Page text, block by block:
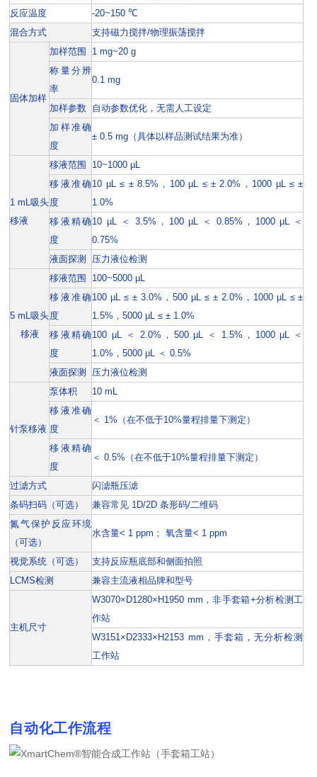
反应温度
-20~150 ℃
混合方式
支持磁力搅拌/物理振荡搅拌
固体加样
加样范围
1 mg~20 g
称量分辨
率
0.1 mg
加样参数 自动参数优化，无需人工设定
加样准确
度
± 0.5 mg（具体以样品测试结果为准）
1 mL吸头
移液
移液范围
10~1000 µL
移液准确
度
10 µL ≤ ± 8.5%，100 µL ≤ ± 2.0%，1000 µL ≤ ±
1.0%
移液精确
度
10 µL ＜ 3.5%，100 µL ＜ 0.85%，1000 µL ＜
0.75%
液面探测
压力液位检测
5 mL吸头
移液
移液范围
100~5000 µL
移液准确
度
100 µL ≤ ± 3.0%，500 µL ≤ ± 2.0%，1000 µL ≤ ±
1.5%，5000 µL ≤ ± 1.0%
移液精确
度
100 µL ＜ 2.0%，500 µL ＜ 1.5%，1000 µL ＜
1.0%，5000 µL ＜ 0.5%
液面探测
压力液位检测
针泵移液
泵体积
10 mL
移液准确
度
＜ 1%（在不低于10%量程排量下测定）
移液精确
度
＜ 0.5%（在不低于10%量程排量下测定）
过滤方式
闪滤瓶压滤
条码扫码（可选）
兼容常见 1D/2D 条形码/二维码
氮气保护反应环境
（可选）
水含量< 1 ppm； 氧含量< 1 ppm
视觉系统（可选）
支持反应瓶底部和侧面拍照
LCMS检测
兼容主流液相品牌和型号
主机尺寸
W3070×D1280×H1950 mm，非手套箱+分析检测工
作站
W3151×D2333×H2153 mm，手套箱，无分析检测
工作站
自动化工作流程